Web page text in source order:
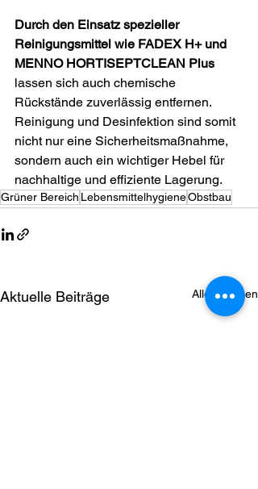
Durch den Einsatz spezieller
Reinigungsmittel wie FADEX H+ und
MENNO HORTISEPTCLEAN Plus
lassen sich auch chemische
Rückstände zuverlässig entfernen.
Reinigung und Desinfektion sind somit
nicht nur eine Sicherheitsmaßnahme,
sondern auch ein wichtiger Hebel für
nachhaltige und effiziente Lagerung.
Grüner Bereich LebensmittelhygieneObstbau
Aktuelle Beiträge Alle ansehen